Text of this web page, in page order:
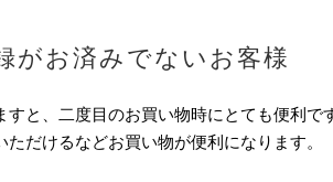
がお済みでないお客様
すと、二度目のお買い物時にとても便利で
だけるなどお買い物が便利になります。